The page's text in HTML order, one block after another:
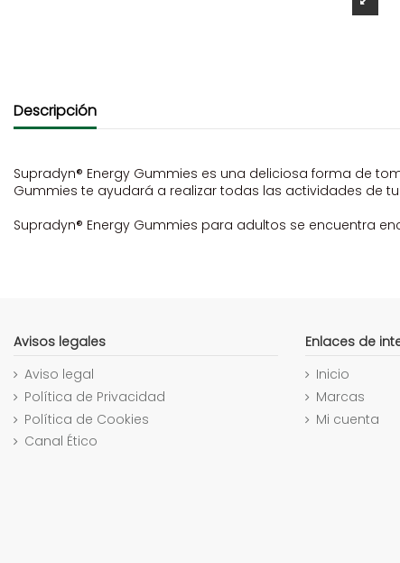
Descripción
Supradyn® Energy Gummies es una deliciosa forma de
Gummies te ayudará a realizar todas las actividades de
Supradyn® Energy Gummies para adultos se encuentra
Avisos legales
Aviso legal
Política de Privacidad
Política de Cookies
Canal Ético
Enlaces de
Inicio
Marcas
Mi cuenta